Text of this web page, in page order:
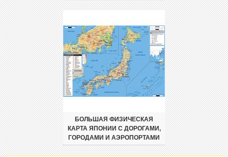
БОЛЬШАЯ ФИЗИЧЕСКАЯ
КАРТА ЯПОНИИ С ДОРОГАМИ,
ГОРОДАМИ И АЭРОПОРТАМИ